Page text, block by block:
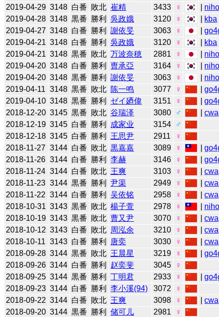
2019-04-29 3148 白番 敗北 崔精 3433 ♀
2019-04-28 3148 黒番 勝利 吳政娥 3120 ♀ kba
2019-04-27 3148 白番 勝利 謝依旻 3063 ♀ |
2019-04-21 3148 白番 勝利 吳政娥 3120 ♀ kba
2019-04-21 3148 黒番 敗北 万波奈穂 2881 ♀
2019-04-20 3148 白番 勝利 曺承亞 3164 ♀
2019-04-20 3148 黒番 勝利 謝依旻 3063 ♀
2019-04-11 3148 黒番 敗北 陈一鸣 3077 ♀ |
2019-04-10 3148 黒番 勝利 ゼイ廼偉 3151 ♀ |
2018-12-20 3145 黒番 敗北 谷瑞泽 3080 ♂ |cwa
2018-12-19 3145 白番 勝利 成家业 3154
♂
2018-12-18 3145 白番 勝利 王思尹 2911
♀
2018-11-27 3144 白番 敗北 黒嘉嘉 3089 ♀ |
2018-11-26 3144 白番 勝利 李赫 3146 ♀ |
2018-11-24 3144 白番 敗北 王爽 3103 ♀ |cwa
2018-11-23 3144 黒番 勝利 尹渠 2949 ♀ |cwa
2018-11-22 3144 白番 勝利 吴依铭 2958 ♀ |cwa
2018-10-31 3143 黒番 敗北 楊子萱 2978 ♀
2018-10-19 3143 黒番 敗北 曹又尹 3070 ♀ |cwa
2018-10-12 3143 白番 敗北 周泓余 3210 ♀ |cwa
2018-10-11 3143 白番 勝利 唐奕 3030 ♀ |cwa
2018-09-28 3144 黒番 敗北 王晨星 3219 ♀ |
2018-09-26 3144 白番 勝利 赵奕斐 3045
♀
2018-09-25 3144 黒番 勝利 丁明君 2933 ♀ |
2018-09-23 3144 白番 勝利 李小溪(94) 3072
♀
2018-09-22 3144 白番 敗北 王爽 3098 ♀ |cwa
2018-09-20 3144 黒番 勝利 储可儿 2981 ♀